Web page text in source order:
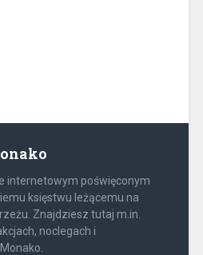
internetowym poświęconym
księstwu leżącemu na
Znajdziesz tutaj m.in.
noclegach i